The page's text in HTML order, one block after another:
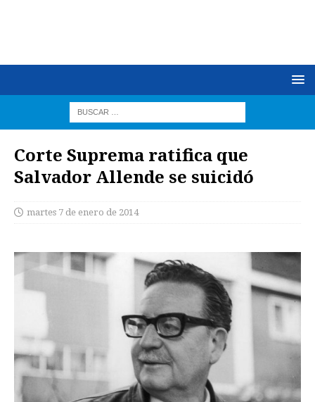
Corte Suprema ratifica que
Salvador Allende se suicidó
martes 7 de enero de 2014